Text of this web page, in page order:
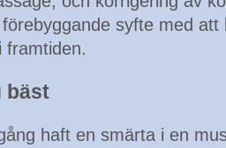
förebyggande syfte med
framtiden.
bäst
haft en smärta i en